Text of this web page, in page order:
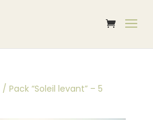
/ Pack “Soleil levant” – 5